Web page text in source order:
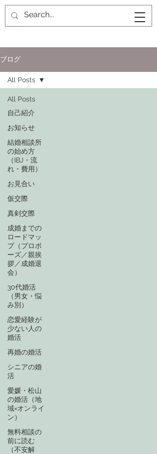
ブログ
All Posts
自己紹介
お知らせ
結婚相談所
の始め方
（IBJ・流
れ・費用）
お見合い
仮交際
真剣交際
成婚までの
ロードマッ
プ（プロポ
ーズ／親挨
拶／成婚退
会）
30代婚活
（男女・悩
み別）
恋愛経験が
少ない人の
婚活
再婚の婚活
シニアの婚
活
愛媛・松山
の婚活（地
域×オンライ
ン）
無料相談の
前に読む
（不安解
All Posts